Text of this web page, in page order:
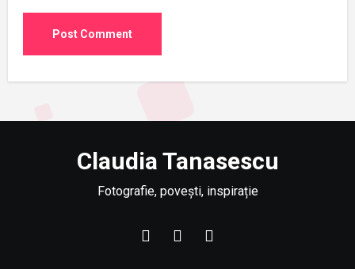
Claudia Tanasescu
Fotografie, povești, inspirație